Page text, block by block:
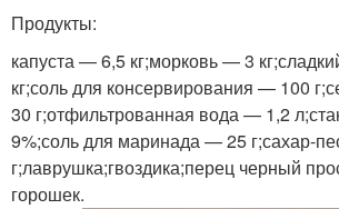
Продукты:
капуста — 6,5 кг;морковь — 3
кг;соль для консервирования — 100
30 г;отфильтрованная вода — 1,2
9%;соль для маринада — 25 г;сахар-
г;лаврушка;гвоздика;перец черный
горошек.